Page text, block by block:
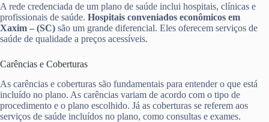
A rede credenciada de um plano de saúde inclui hospitais, clínicas e
profissionais de saúde. Hospitais conveniados econômicos em
Xaxim – (SC) são um grande diferencial. Eles oferecem serviços de
saúde de qualidade a preços acessíveis.
Carências e Coberturas
As carências e coberturas são fundamentais para entender o que está
incluído no plano. As carências variam de acordo com o tipo de
procedimento e o plano escolhido. Já as coberturas se referem aos
serviços de saúde incluídos no plano, como consultas e exames.